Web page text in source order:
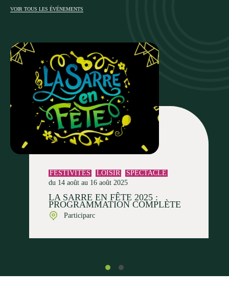
VOIR TOUS LES ÉVÉNEMENTS
FESTIVITÉS LOISIR
SPECTACLE
du 14 août au 16 août 2025
LA SARRE EN FÊTE 2025 :
PROGRAMMATION COMPLÈTE
Participarc